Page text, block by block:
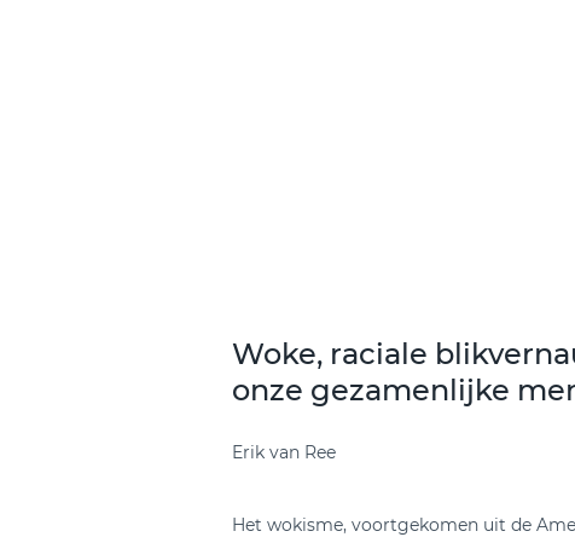
Woke, raciale
onze gezamenlijke
Erik van Ree
Het wokisme, voortgekomen uit de